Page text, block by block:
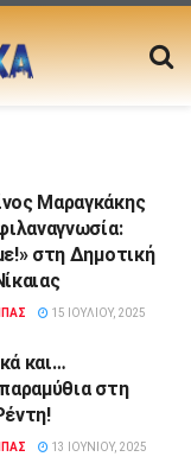
Μαραγκάκης
στη Δημοτική
15 ΙΟΥΛΊΟΥ, 2025
και…
στη
13 ΙΟΥΝΊΟΥ, 2025